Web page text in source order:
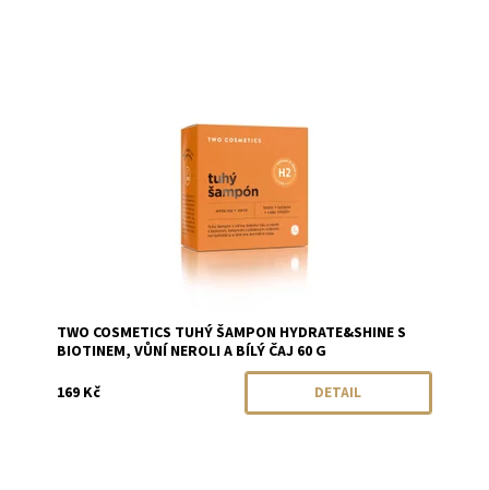
TWO COSMETICS TUHÝ ŠAMPON HYDRATE&SHINE S
BIOTINEM, VŮNÍ NEROLI A BÍLÝ ČAJ 60 G
169 Kč
DETAIL